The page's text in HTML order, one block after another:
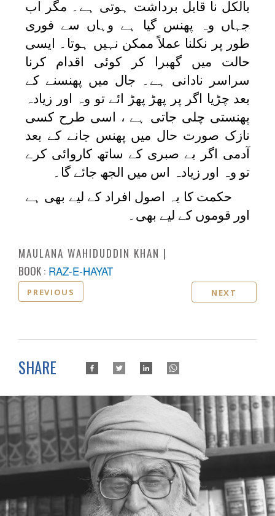
بالکل نا قابل برداشت ہوتی ہے۔ مگر اب
جہاں وہ پھنس گیا ہے وہاں سے فوری
طور پر نکلنا عملاً ممکن نہیں ہوتا۔ ایسی
حالت میں گھبرا کر کوئی اقدام کرنا
سراسر نادانی ہے۔ جال میں پھنسنے کے
بعد چڑیا اگر پر پھڑ پھڑ ائے تو وہ اور زیادہ
پھنستی چلی جاتی ہے ، اسی طرح کسی
نازک صورت حال میں پھنس جانے کے بعد
آدمی اگر بے صبری کے ساتھ کاروائی کرے
تو وہ اور زیادہ اس میں الجھ جائے گا۔
حکمت کا یہ اصول افراد کے لیے بھی ہے
اور قوموں کے لیے بھی۔
MAULANA WAHIDUDDIN KHAN
BOOK : RAZ-E-HAYAT
PREVIOUS NEXT
SHARE